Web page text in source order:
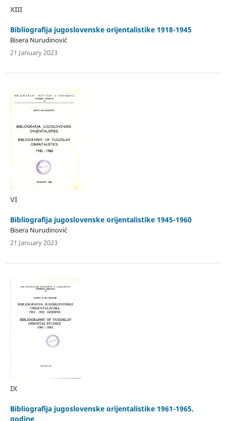
XIII
Bibliografija jugoslovenske orijentalistike 1918-1945
Bisera Nurudinović
21 January 2023
VI
Bibliografija jugoslovenske orijentalistike 1945-1960
Bisera Nurudinović
21 January 2023
IX
Bibliografija jugoslovenske orijentalistike 1961-1965.
godine